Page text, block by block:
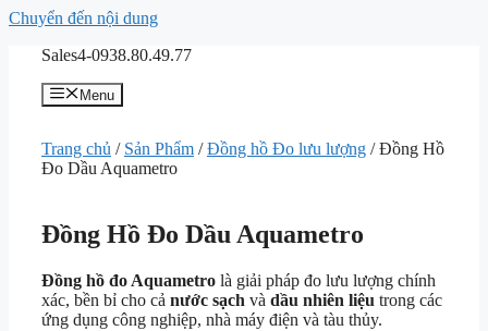
Chuyển đến nội dung
Sales4-0938.80.49.77
Menu
Trang chủ / Sản Phẩm /Đồng hồ Đo lưu lượng / Đồng Hồ
Đo Dầu Aquametro
Đồng Hồ Đo Dầu Aquametro
Đồng hồ đo Aquametro là giải pháp đo lưu lượng chính
xác, bền bỉ cho cả nước sạch và dầu nhiên liệu trong các
ứng dụng công nghiệp, nhà máy điện và tàu thủy.